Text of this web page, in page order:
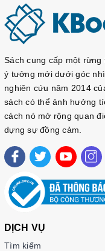
Sách cung cấp một
ý tưởng mới dưới góc
nghiên cứu năm 2014
sách có thể ảnh hưởng
cách nó mở rộng quan
dựng sự đồng cảm.
DỊCH VỤ
Tìm kiếm